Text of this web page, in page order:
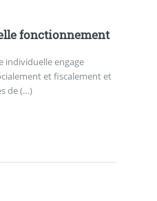
fonctionnement
individuelle engage
et fiscalement et
de (…)